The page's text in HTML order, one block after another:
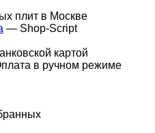
плит в Москве
— Shop-Script